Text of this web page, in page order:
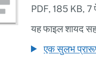
PDF, 185 KB, 7
यह फाइल शायद
एक सुलभ